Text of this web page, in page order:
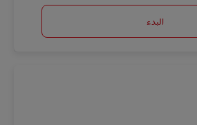
البدء